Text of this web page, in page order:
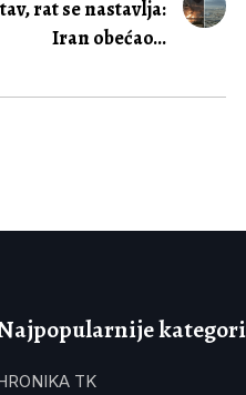
rat se nastavlja:
Iran obećao...
TK